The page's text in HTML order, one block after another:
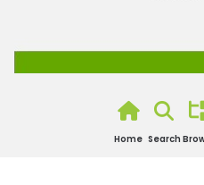
Home Search